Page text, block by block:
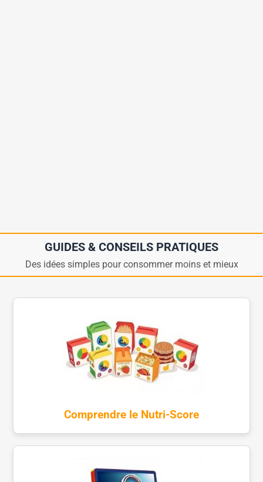
GUIDES & CONSEILS PRATIQUES
Des idées simples pour consommer moins et mieux
Comprendre le Nutri-Score